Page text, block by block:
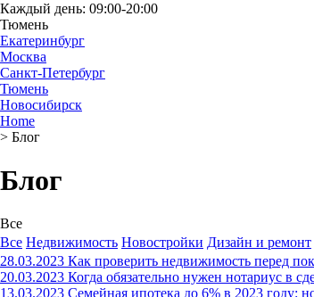
Каждый день: 09:00-20:00
Тюмень
Екатеринбург
Москва
Санкт-Петербург
Тюмень
Новосибирск
Home
> Блог
Блог
Все
Все Недвижимость Новостройки Дизайн и ремонт
28.03.2023 Как проверить недвижимость перед
20.03.2023 Когда обязательно нужен нотариус в
13.03.2023 Семейная ипотека до 6% в 2023 году: